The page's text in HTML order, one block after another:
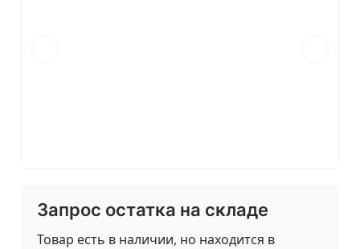
Запрос остатка на складе
Товар есть в наличии, но находится в